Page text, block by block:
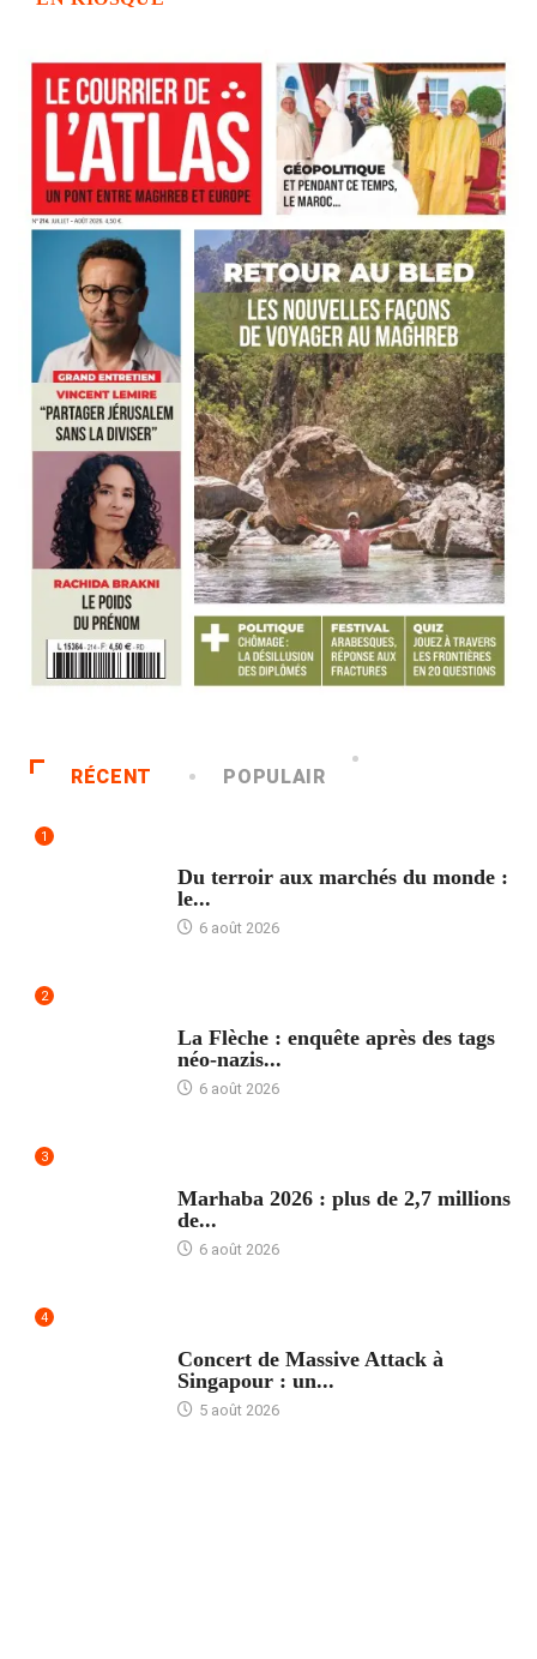
RÉCENT POPULAIR
1
Du terroir aux marchés du monde :
le...
6 août 2026
2
La Flèche : enquête après des tags
néo-nazis...
6 août 2026
3
Marhaba 2026 : plus de 2,7 millions
de...
6 août 2026
4
Concert de Massive Attack à
Singapour : un...
5 août 2026